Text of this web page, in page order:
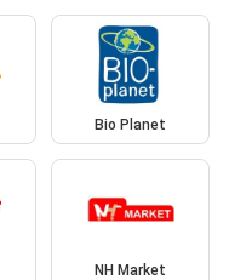
Bio Planet
NH Market